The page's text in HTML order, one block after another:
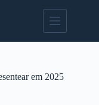
em 2025